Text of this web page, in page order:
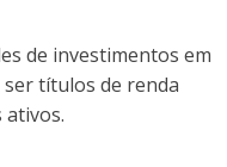
de investimentos em
títulos de renda
ativos.